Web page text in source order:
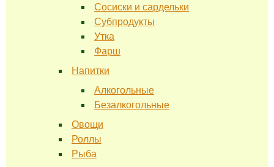
Сосиски и сардельки
Субпродукты
Утка
Фарш
Напитки
Алкогольные
Безалкогольные
Овощи
Роллы
Рыба